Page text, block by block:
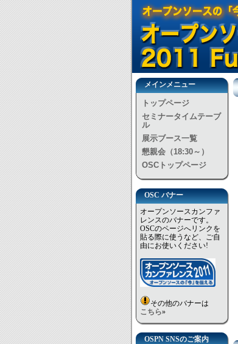
メインメニュー
トップページ
セミナータイムテーブ
ル
展示ブース一覧
懇親会（18:30～）
OSCトップページ
OSC バナー
オープンソースカンファ
レンスのバナーです。
OSCのページへリンクを
貼る際に使うなど、ご自
由にお使いください!
その他のバナーは
こちら»
OSPN SNSのご案内